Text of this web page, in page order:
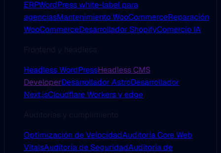
ERPWordPress white-label para
agenciasMantenimiento WooCommerceReparación
WooCommerceDesarrollador ShopifyComercio IA
Headless WordPressHeadless CMS
DeveloperDesarrollador AstroDesarrollador
Next.jsCloudflare Workers y edge
Optimización de VelocidadAuditoría Core Web
VitalsAuditoría de SeguridadAuditoría de